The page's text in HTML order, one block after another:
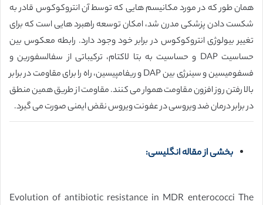
همان طور که در مورد مکانیسم هایی که توسط آن انتروکوکوس قادر به
شکست دادن پزشکی مدرن شد، امکان توسعه راهبرد هایی است که برای
تغییر بیولوژی انتروکوکوس در برابر خود وجود دارد. رابطه معکوس بین
حساسیت DAP و حساسیت به بتا لاکتام، ترکیباتی از سفالسفورین و
فسفومیسین و سینرژی بین DAP و ریفامپیسین، راه را برای مقاومت در برابر
بالا رفتن روز افزون مقاومت هموار می کنند. مقاومت از طریق همین منطق
در برابر درمان ضد ویروسی در عفونت ویروس نقض ایمنی صورت می گیرد.
بخشی از مقاله انگلیسی:
Evolution of antibiotic resistance in MDR enterococci The